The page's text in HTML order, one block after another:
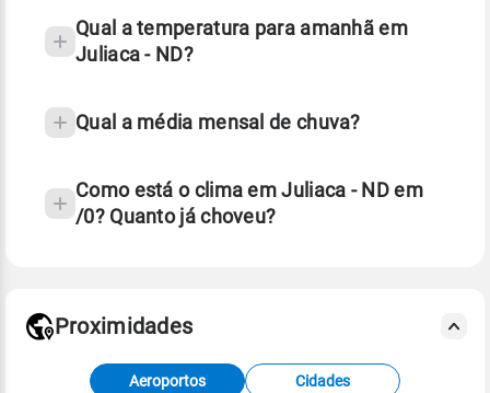
temperatura
Qual a temperatura para amanhã em
Juliaca - ND?
Qual a média mensal de chuva?
Como está o clima em Juliaca - ND em
/0? Quanto já choveu?
Fonte: dados combinados de estações
meteorológicas e satélite do Centro de Previsão
Proximidades
Aeroportos Cidades